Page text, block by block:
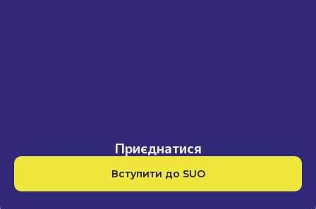
Приєднатися
Вступити до SUO